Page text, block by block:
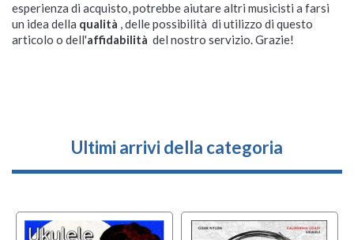
esperienza di acquisto, potrebbe aiutare altri musicisti a farsi
un idea della qualità , delle possibilità di utilizzo di questo
articolo o dell'affidabilità del nostro servizio. Grazie!
Ultimi arrivi della categoria